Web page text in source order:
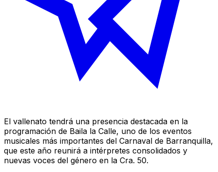
El vallenato tendrá una presencia destacada en la
programación de Baila la Calle, uno de los eventos
musicales más importantes del Carnaval de Barranquilla,
que este año reunirá a intérpretes consolidados y
nuevas voces del género en la Cra. 50.